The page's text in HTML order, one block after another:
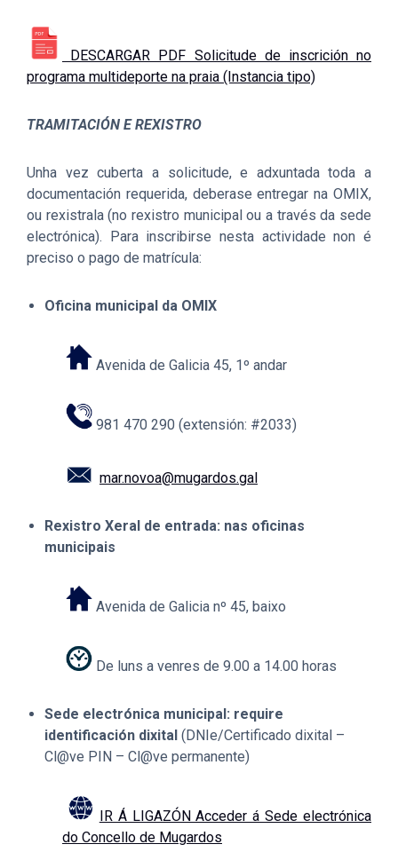
DESCARGAR PDF Solicitude de inscrición no
programa multideporte na praia (Instancia tipo)
TRAMITACIÓN E REXISTRO
Unha vez cuberta a solicitude, e adxuntada toda a
documentación requerida, deberase entregar na OMIX,
ou rexistrala (no rexistro municipal ou a través da sede
electrónica). Para inscribirse nesta actividade non é
preciso o pago de matrícula:
Oficina municipal da OMIX
Avenida de Galicia 45, 1º andar
981 470 290 (extensión: #2033)
mar.novoa@mugardos.gal
Rexistro Xeral de entrada: nas oficinas
municipais
Avenida de Galicia nº 45, baixo
De luns a venres de 9.00 a 14.00 horas
Sede electrónica municipal: require
identificación dixital (DNIe/Certificado dixital –
Cl@ve PIN – Cl@ve permanente)
IR Á LIGAZÓN Acceder á Sede electrónica
do Concello de Mugardos